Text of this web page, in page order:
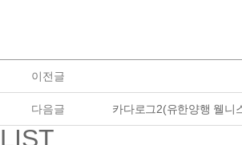
이전글
다음글 카다로그2(유한양행 웰니
LIST